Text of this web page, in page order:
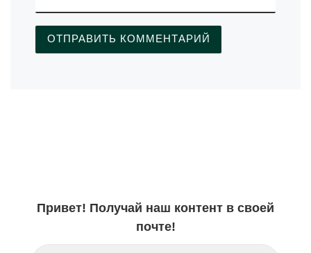
Привет! Получай наш контент в своей
почте!